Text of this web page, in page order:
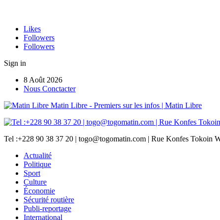
Likes
Followers
Followers
Sign in
8 Août 2026
Nous Conctacter
Matin Libre - Premiers sur les infos | Matin Libre
Tel :+228 90 38 37 20 | togo@togomatin.com | Rue Konfes Tokoin
Actualité
Politique
Sport
Culture
Économie
Sécurité routière
Publi-reportage
International